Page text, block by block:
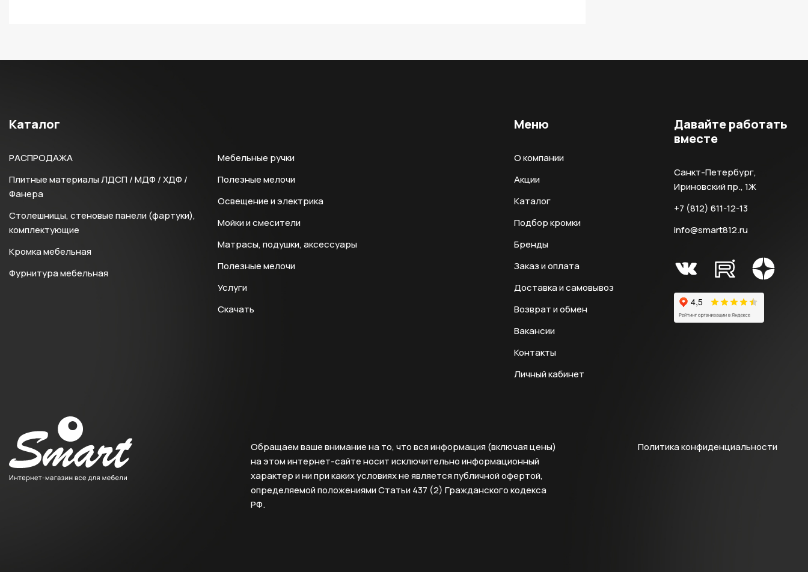
Каталог
РАСПРОДАЖА
Плитные материалы ЛДСП / МДФ / ХДФ /
Фанера
Столешницы, стеновые панели (фартуки),
комплектующие
Кромка мебельная
Фурнитура мебельная
Мебельные ручки
Полезные мелочи
Освещение и электрика
Мойки и смесители
Матрасы, подушки, аксессуары
Полезные мелочи
Услуги
Скачать
Меню
О компании
Акции
Каталог
Подбор кромки
Бренды
Заказ и оплата
Доставка и самовывоз
Возврат и обмен
Вакансии
Контакты
Личный кабинет
Давайте работать
вместе
Санкт-Петербург,
Ириновский пр., 1Ж
+7 (812) 611-12-13
info@smart812.ru
Политика конфиденциальности
Обращаем ваше внимание на то, что вся информация (включая цены)
на этом интернет-сайте носит исключительно информационный
характер и ни при каких условиях не является публичной офертой,
определяемой положениями Статьи 437 (2) Гражданского кодекса
РФ.